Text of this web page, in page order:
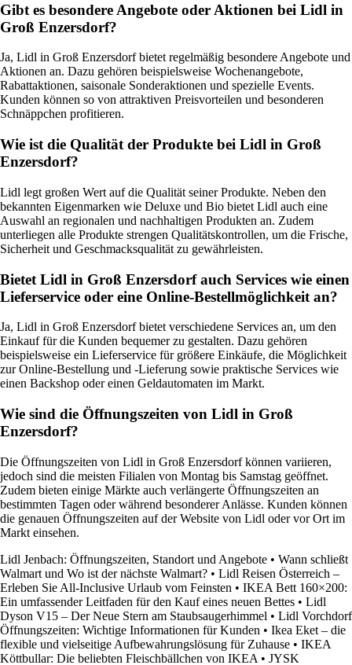
Gibt es besondere Angebote oder Aktionen bei Lidl in
Groß Enzersdorf?
Ja, Lidl in Groß Enzersdorf bietet regelmäßig besondere Angebote und
Aktionen an. Dazu gehören beispielsweise Wochenangebote,
Rabattaktionen, saisonale Sonderaktionen und spezielle Events.
Kunden können so von attraktiven Preisvorteilen und besonderen
Schnäppchen profitieren.
Wie ist die Qualität der Produkte bei Lidl in Groß
Enzersdorf?
Lidl legt großen Wert auf die Qualität seiner Produkte. Neben den
bekannten Eigenmarken wie Deluxe und Bio bietet Lidl auch eine
Auswahl an regionalen und nachhaltigen Produkten an. Zudem
unterliegen alle Produkte strengen Qualitätskontrollen, um die Frische,
Sicherheit und Geschmacksqualität zu gewährleisten.
Bietet Lidl in Groß Enzersdorf auch Services wie einen
Lieferservice oder eine Online-Bestellmöglichkeit an?
Ja, Lidl in Groß Enzersdorf bietet verschiedene Services an, um den
Einkauf für die Kunden bequemer zu gestalten. Dazu gehören
beispielsweise ein Lieferservice für größere Einkäufe, die Möglichkeit
zur Online-Bestellung und -Lieferung sowie praktische Services wie
einen Backshop oder einen Geldautomaten im Markt.
Wie sind die Öffnungszeiten von Lidl in Groß
Enzersdorf?
Die Öffnungszeiten von Lidl in Groß Enzersdorf können variieren,
jedoch sind die meisten Filialen von Montag bis Samstag geöffnet.
Zudem bieten einige Märkte auch verlängerte Öffnungszeiten an
bestimmten Tagen oder während besonderer Anlässe. Kunden können
die genauen Öffnungszeiten auf der Website von Lidl oder vor Ort im
Markt einsehen.
Lidl Jenbach: Öffnungszeiten, Standort und Angebote • Wann schließt
Walmart und Wo ist der nächste Walmart? • Lidl Reisen Österreich –
Erleben Sie All-Inclusive Urlaub vom Feinsten • IKEA Bett 160×200:
Ein umfassender Leitfaden für den Kauf eines neuen Bettes • Lidl
Dyson V15 – Der Neue Stern am Staubsaugerhimmel • Lidl Vorchdorf
Öffnungszeiten: Wichtige Informationen für Kunden • Ikea Eket – die
flexible und vielseitige Aufbewahrungslösung für Zuhause • IKEA
Köttbullar: Die beliebten Fleischbällchen von IKEA • JYSK